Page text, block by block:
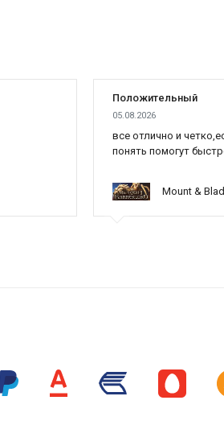
Положительный
05.08.2026
все отлично и
понять помогут
Mount &